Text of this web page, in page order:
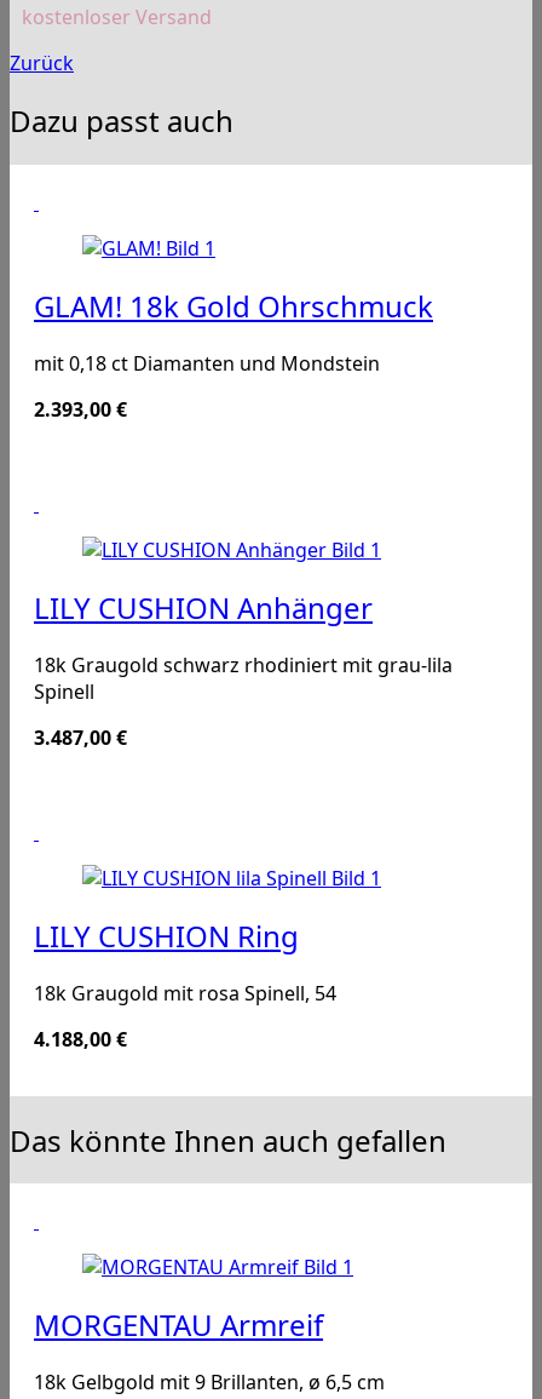
kostenloser Versand
Zurück
Dazu passt auch
GLAM! 18k Gold Ohrschmuck
mit 0,18 ct Diamanten und Mondstein
2.393,00€
LILY CUSHION Anhänger
18k Graugold schwarz rhodiniert mit grau-lila
Spinell
3.487,00€
LILY CUSHION Ring
18k Graugold mit rosa Spinell, 54
4.188,00€
Das könnte Ihnen auch gefallen
MORGENTAU Armreif
18k Gelbgold mit 9 Brillanten, ø 6,5 cm